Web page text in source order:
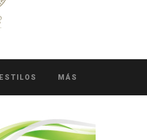
ESTILOS MÁS